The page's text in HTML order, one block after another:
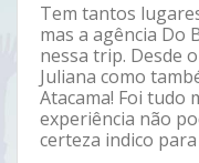
Tem tantos
mas a agência Do
nessa trip. Desde
Juliana como
Atacama! Foi tudo
experiência não
certeza indico